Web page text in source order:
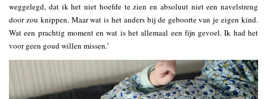
weggelegd, dat ik het niet hoefde te zien en absoluut niet een navelstreng
door zou knippen. Maar wat is het anders bij de geboorte van je eigen kind.
Wat een prachtig moment en wat is het allemaal een fijn gevoel. Ik had het
voor geen goud willen missen.’